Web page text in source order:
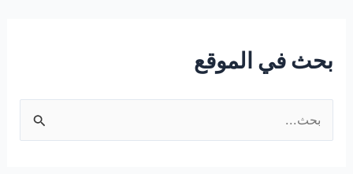
بحث في الموقع